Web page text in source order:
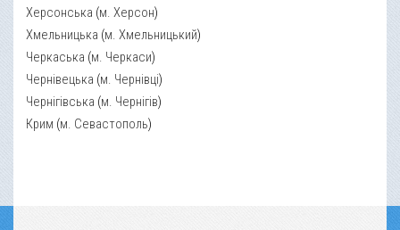
Херсонська (м. Херсон)
Хмельницька (м. Хмельницький)
Черкаська (м. Черкаси)
Чернівецька (м. Чернівці)
Чернігівська (м. Чернігів)
Крим (м. Севастополь)